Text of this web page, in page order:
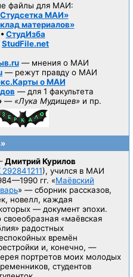
файлы для МАИ:
МАИ»
материалов»
• СтудИзба
StudFile.net
— мнения о МАИ
— режут правду о МАИ
о МАИ
— для 1 факультета
— «Лука Мудищев» и пр.
Дмитрий Курилов
292841211), учился в МАИ
гг. «Маёвский
» — сборник рассказов,
новелл, каждая
— документ эпохи.
своеобразная «маёвская
радостных
времён
и, конечно, —
портретов моих молодых
студентов